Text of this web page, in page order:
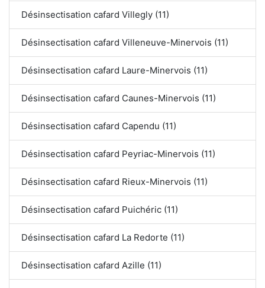
Désinsectisation cafard Villegly (11)
Désinsectisation cafard Villeneuve-Minervois (11)
Désinsectisation cafard Laure-Minervois (11)
Désinsectisation cafard Caunes-Minervois (11)
Désinsectisation cafard Capendu (11)
Désinsectisation cafard Peyriac-Minervois (11)
Désinsectisation cafard Rieux-Minervois (11)
Désinsectisation cafard Puichéric (11)
Désinsectisation cafard La Redorte (11)
Désinsectisation cafard Azille (11)